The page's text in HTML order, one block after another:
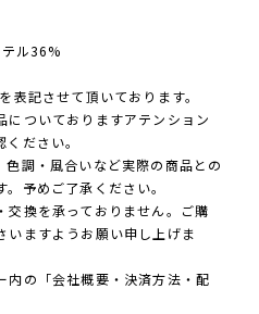
ル36%
表記させて頂いております。
についておりますアテンション
ださい。
色調・風合いなど実際の商品との
予めご了承ください。
交換を承っておりません。ご購
いますようお願い申し上げま
の「会社概要・決済方法・配